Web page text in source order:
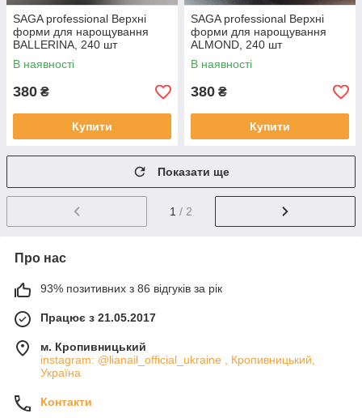
SAGA professional Верхні
форми для нарощування
BALLERINA, 240 шт
В наявності
380 ₴
Купити
SAGA professional Верхні
форми для нарощування
ALMOND, 240 шт
В наявності
380 ₴
Купити
Показати ще
1 / 2
Про нас
93% позитивних з 86 відгуків за рік
Працює з 21.05.2017
м. Кропивницький
instagram: @lianail_official_ukraine , Кропивницький,
Україна
Контакти